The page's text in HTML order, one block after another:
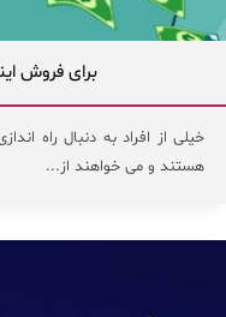
برای فروش
خیلی از افراد به دنبال راه
هستند و می خواهند از...